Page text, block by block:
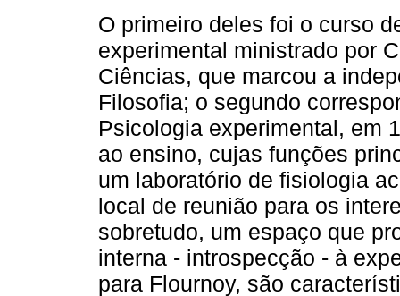
O primeiro deles foi o curso
experimental ministrado por
Ciências, que marcou a
Filosofia; o segundo
Psicologia experimental, em
ao ensino, cujas funções
um laboratório de fisiologia
local de reunião para os
sobretudo, um espaço que
interna - introspecção - à
para Flournoy, são